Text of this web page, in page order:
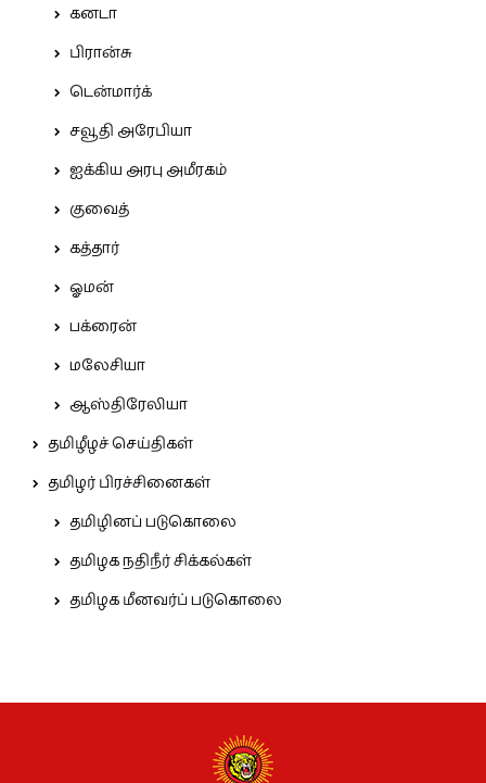
கனடா
பிரான்சு
டென்மார்க்
சவூதி அரேபியா
ஐக்கிய அரபு அமீரகம்
குவைத்
கத்தார்
ஓமன்
பக்ரைன்
மலேசியா
ஆஸ்திரேலியா
தமிழீழச் செய்திகள்
தமிழர் பிரச்சினைகள்
தமிழினப் படுகொலை
தமிழக நதிநீர் சிக்கல்கள்
தமிழக மீனவர்ப் படுகொலை